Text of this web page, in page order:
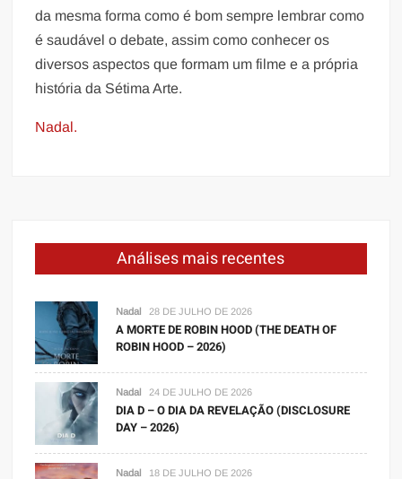
da mesma forma como é bom sempre lembrar como
é saudável o debate, assim como conhecer os
diversos aspectos que formam um filme e a própria
história da Sétima Arte.
Nadal.
Análises mais recentes
Nadal 28 DE JULHO DE 2026
A MORTE DE ROBIN HOOD (THE DEATH OF
ROBIN HOOD – 2026)
Nadal 24 DE JULHO DE 2026
DIA D – O DIA DA REVELAÇÃO (DISCLOSURE
DAY – 2026)
Nadal 18 DE JULHO DE 2026